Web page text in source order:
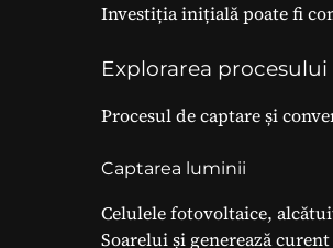
Investiția inițială poate fi
Explorarea
Procesul de captare și
Captarea luminii
Celulele fotovoltaice,
Soarelui și generează